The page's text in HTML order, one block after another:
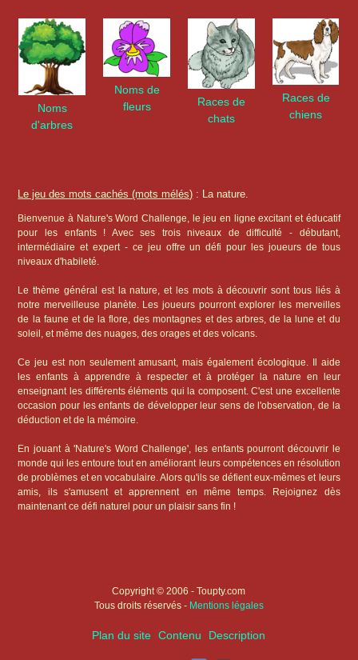
Noms
d'arbres
Noms de
fleurs
Races de
chats
Races de
chiens
Le jeu des mots cachés (mots mélés) : La nature.
Bienvenue à Nature's Word Challenge, le jeu en ligne excitant et éducatif
pour les enfants ! Avec ses trois niveaux de difficulté - débutant,
intermédiaire et expert - ce jeu offre un défi pour les joueurs de tous
niveaux d'habileté.
Le thème général est la nature, et les mots à découvrir sont tous liés à
notre merveilleuse planète. Les joueurs pourront explorer les merveilles
de la faune et de la flore, des montagnes et des arbres, de la lune et du
soleil, et même des nuages, des orages et des volcans.
Ce jeu est non seulement amusant, mais également écologique. Il aide
les enfants à apprendre à respecter et à protéger la nature en leur
enseignant les différents éléments qui la composent. C'est une excellente
occasion pour les enfants de développer leur sens de l'observation, de la
déduction et de la mémoire.
En jouant à 'Nature's Word Challenge', les enfants pourront découvrir le
monde qui les entoure tout en améliorant leurs compétences en résolution
de problèmes et en vocabulaire. Alors qu'ils se défient eux-mêmes et leurs
amis, ils s'amusent et apprennent en même temps. Rejoignez dès
maintenant ce défi naturel pour un plaisir sans fin !
Copyright © 2006 - Toupty.com
Tous droits réservés - Mentions légales
Plan du site Contenu Description